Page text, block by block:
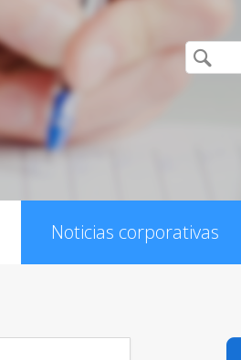
Noticias corporativas